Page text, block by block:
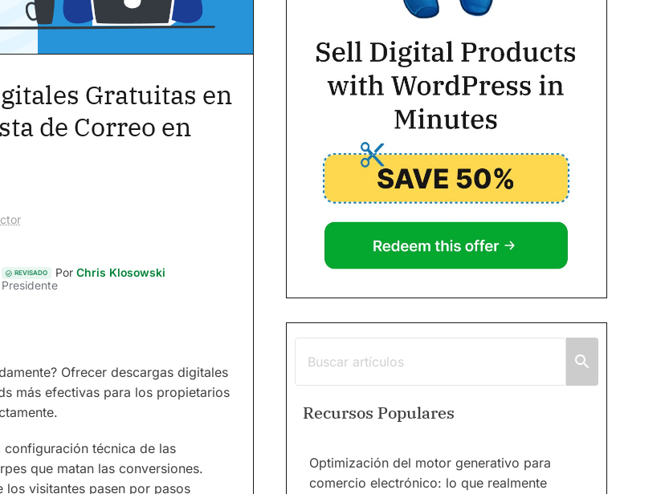
Gratuitas en
de Correo en
REVISADO Por Chris Klosowski
Presidente
Ofrecer descargas digitales
más efectivas para los propietarios
configuración técnica de las
que matan las conversiones.
los visitantes pasen por pasos
Recursos Populares
Optimización del motor generativo para
comercio electrónico: lo que realmente